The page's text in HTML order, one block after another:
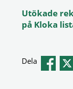
Utökade
på Kloka
Dela